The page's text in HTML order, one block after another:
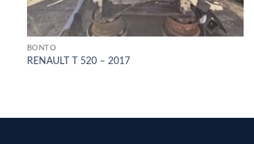
BONTÓ
RENAULT T 520 – 2017